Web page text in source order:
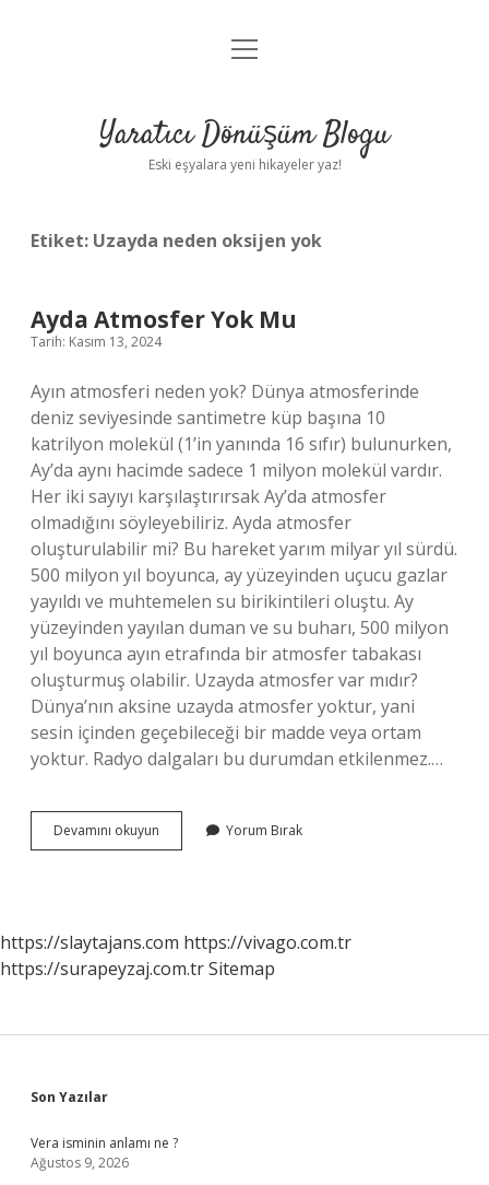
Anasayfa
Yasal Uyarı
menüyü
Yaratıcı Dönüşüm Blogu
Eski eşyalara yeni hikayeler yaz!
Etiket: Uzayda neden oksijen yok
Ayda Atmosfer Yok Mu
Tarih: Kasım 13, 2024
Ayın atmosferi neden yok? Dünya atmosferinde
deniz seviyesinde santimetre küp başına 10
katrilyon molekül (1’in yanında 16 sıfır) bulunurken,
Ay’da aynı hacimde sadece 1 milyon molekül vardır.
Her iki sayıyı karşılaştırırsak Ay’da atmosfer
olmadığını söyleyebiliriz. Ayda atmosfer
oluşturulabilir mi? Bu hareket yarım milyar yıl sürdü.
500 milyon yıl boyunca, ay yüzeyinden uçucu gazlar
yayıldı ve muhtemelen su birikintileri oluştu. Ay
yüzeyinden yayılan duman ve su buharı, 500 milyon
yıl boyunca ayın etrafında bir atmosfer tabakası
oluşturmuş olabilir. Uzayda atmosfer var mıdır?
Dünya’nın aksine uzayda atmosfer yoktur, yani
sesin içinden geçebileceği bir madde veya ortam
yoktur. Radyo dalgaları bu durumdan etkilenmez.…
Devamını okuyun
Atmosfer
Yorum Bırak
https://slaytajans.com https://vivago.com.tr
https://surapeyzaj.com.trSitemap
Sidebar
Son Yazılar
Vera isminin anlamı ne ?
Ağustos 9, 2026